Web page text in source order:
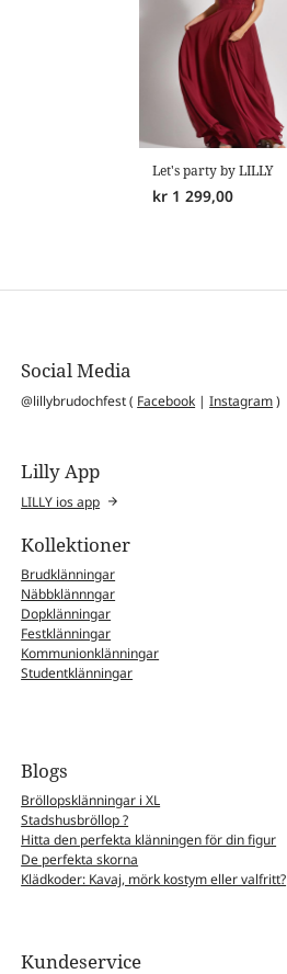
Let's party by LILLY
kr 1 299,00
Social Media
@lillybrudochfest ( Facebook |Instagram)
Lilly App
LILLY ios app
Kollektioner
Brudklänningar
Näbbklännngar
Dopklänningar
Festklänningar
Kommunionklänningar
Studentklänningar
Blogs
Bröllopsklänningar i XL
Stadshusbröllop ?
Hitta den perfekta klänningen för din figur
De perfekta skorna
Klädkoder: Kavaj, mörk kostym eller valfritt?
Kundeservice